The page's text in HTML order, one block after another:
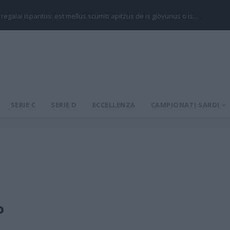
regalai ispantus: est mellus scumiti apitzus de is giòvunus o is…
SERIE C SERIE D ECCELLENZA CAMPIONATI SARDI